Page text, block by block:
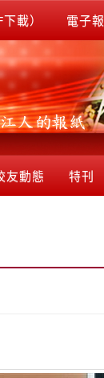
載） 電子
友動態 特刊